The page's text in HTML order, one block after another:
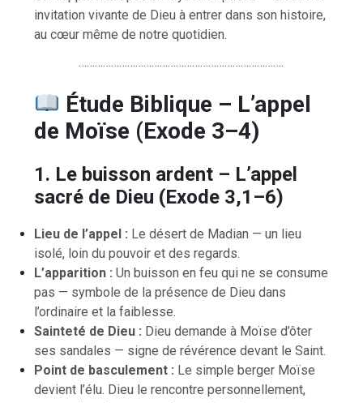
invitation vivante de Dieu à entrer dans son histoire,
au cœur même de notre quotidien.
………………………………………………………………….
Étude Biblique – L’appel
de Moïse (Exode 3–4)
1. Le buisson ardent – L’appel
sacré de Dieu (Exode 3,1–6)
Lieu de l’appel : Le désert de Madian — un lieu
isolé, loin du pouvoir et des regards.
L’apparition : Un buisson en feu qui ne se consume
pas — symbole de la présence de Dieu dans
l’ordinaire et la faiblesse.
Sainteté de Dieu : Dieu demande à Moïse d’ôter
ses sandales — signe de révérence devant le Saint.
Point de basculement : Le simple berger Moïse
devient l’élu. Dieu le rencontre personnellement,